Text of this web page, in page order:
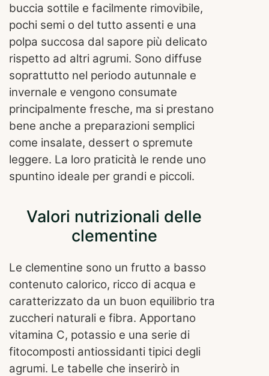
buccia sottile e facilmente rimovibile,
pochi semi o del tutto assenti e una
polpa succosa dal sapore più delicato
rispetto ad altri agrumi. Sono diffuse
soprattutto nel periodo autunnale e
invernale e vengono consumate
principalmente fresche, ma si prestano
bene anche a preparazioni semplici
come insalate, dessert o spremute
leggere. La loro praticità le rende uno
spuntino ideale per grandi e piccoli.
Valori nutrizionali delle
clementine
Le clementine sono un frutto a basso
contenuto calorico, ricco di acqua e
caratterizzato da un buon equilibrio tra
zuccheri naturali e fibra. Apportano
vitamina C, potassio e una serie di
fitocomposti antiossidanti tipici degli
agrumi. Le tabelle che inserirò in